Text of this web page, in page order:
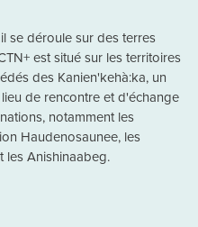
se déroule sur des terres
est situé sur les territoires
des Kanien'kehà:ka, un
de rencontre et d'échange
notamment les
Haudenosaunee, les
les Anishinaabeg.